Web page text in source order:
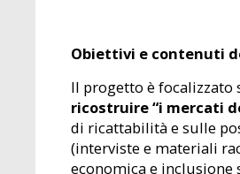
Obiettivi e contenuti
Il progetto è focalizzato
ricostruire “i mercati
di ricattabilità e sulle
(interviste e materiali
economica e inclusione